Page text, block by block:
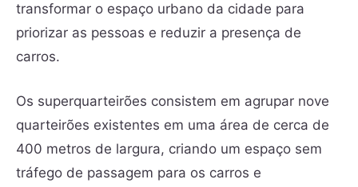
transformar o espaço urbano da cidade para
priorizar as pessoas e reduzir a presença de
carros.
Os superquarteirões consistem em agrupar nove
quarteirões existentes em uma área de cerca de
400 metros de largura, criando um espaço sem
tráfego de passagem para os carros e